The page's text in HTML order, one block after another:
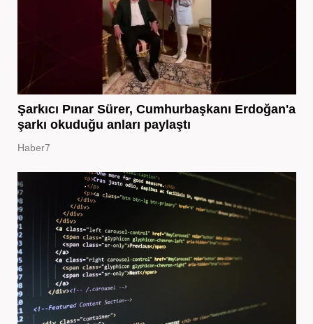
Şarkıcı Pınar Sürer, Cumhurbaşkanı Erdoğan'a
şarkı okuduğu anları paylaştı
Haber7